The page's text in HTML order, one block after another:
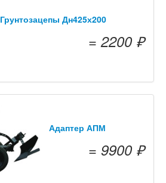
Грунтозацепы Дн425х200
= 2200 ₽
Адаптер АПМ
= 9900 ₽